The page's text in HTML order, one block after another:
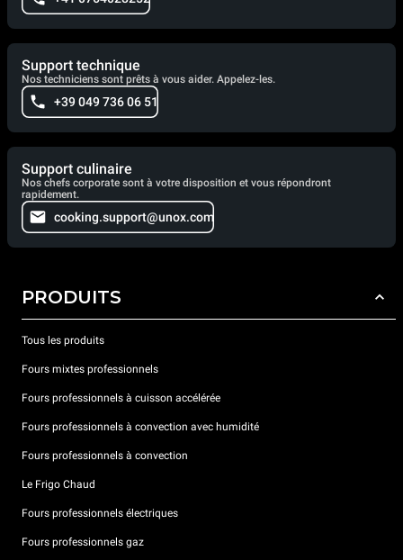
Support technique
Nos techniciens sont prêts à vous aider. Appelez-les.
+39 049 736 06 51
Support culinaire
Nos chefs corporate sont à votre disposition et vous répondront
rapidement.
cooking.support@unox.com
PRODUITS
Tous les produits
Fours mixtes professionnels
Fours professionnels à cuisson accélérée
Fours professionnels à convection avec humidité
Fours professionnels à convection
Le Frigo Chaud
Fours professionnels électriques
Fours professionnels gaz